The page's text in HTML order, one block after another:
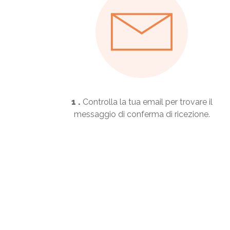
1 . Controlla la tua email per trovare il
messaggio di conferma di ricezione.